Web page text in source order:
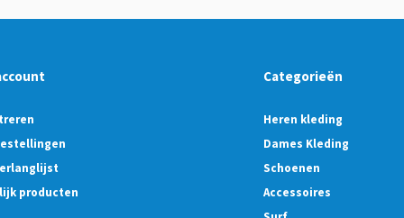
producten
Categorieën
Heren kleding
Dames Kleding
Schoenen
Accessoires